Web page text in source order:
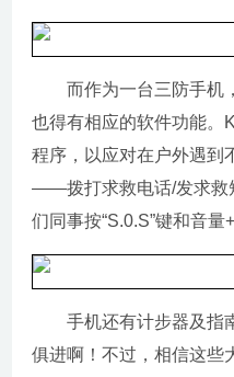
而作为一台三防手机，
也得有相应的软件功能。
程序，以应对在户外遇到
——拨打求救电话/发求救
们同事按“S.0.S”键和音量
手机还有计步器及指
俱进啊！不过，相信这些